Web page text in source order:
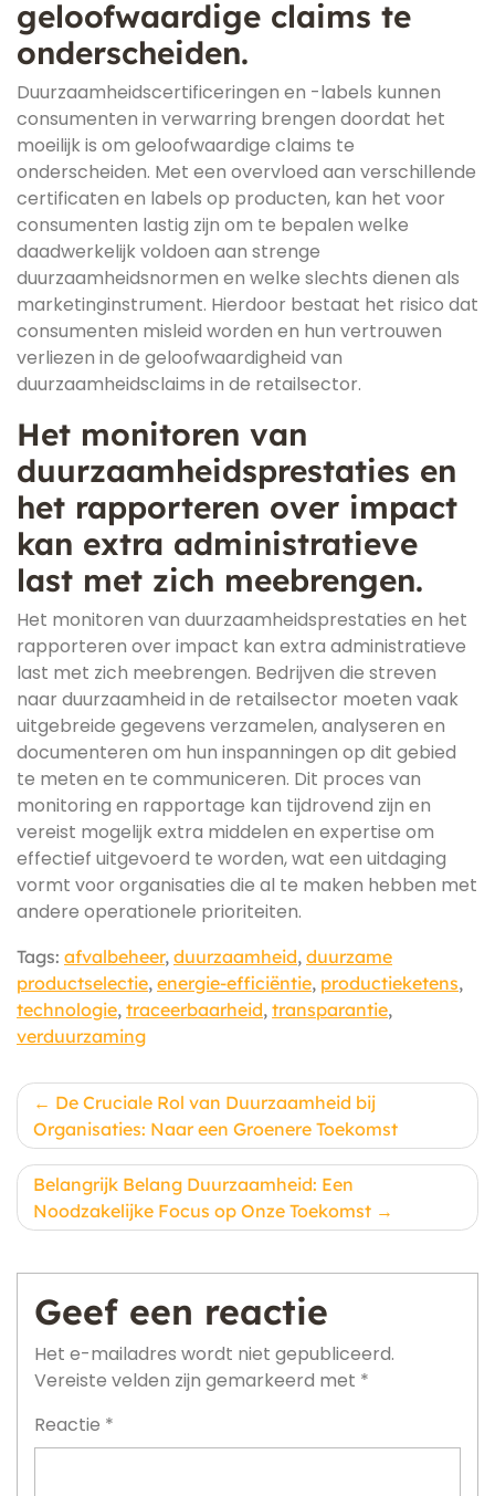
geloofwaardige claims te
onderscheiden.
Duurzaamheidscertificeringen en -labels kunnen
consumenten in verwarring brengen doordat het
moeilijk is om geloofwaardige claims te
onderscheiden. Met een overvloed aan verschillende
certificaten en labels op producten, kan het voor
consumenten lastig zijn om te bepalen welke
daadwerkelijk voldoen aan strenge
duurzaamheidsnormen en welke slechts dienen als
marketinginstrument. Hierdoor bestaat het risico dat
consumenten misleid worden en hun vertrouwen
verliezen in de geloofwaardigheid van
duurzaamheidsclaims in de retailsector.
Het monitoren van
duurzaamheidsprestaties en
het rapporteren over impact
kan extra administratieve
last met zich meebrengen.
Het monitoren van duurzaamheidsprestaties en het
rapporteren over impact kan extra administratieve
last met zich meebrengen. Bedrijven die streven
naar duurzaamheid in de retailsector moeten vaak
uitgebreide gegevens verzamelen, analyseren en
documenteren om hun inspanningen op dit gebied
te meten en te communiceren. Dit proces van
monitoring en rapportage kan tijdrovend zijn en
vereist mogelijk extra middelen en expertise om
effectief uitgevoerd te worden, wat een uitdaging
vormt voor organisaties die al te maken hebben met
andere operationele prioriteiten.
Tags: afvalbeheer, duurzaamheid, duurzame
productselectie, energie-efficiëntie, productieketens,
technologie, traceerbaarheid, transparantie,
verduurzaming
Berichtnavigatie
De Cruciale Rol van Duurzaamheid bij
Organisaties: Naar een Groenere Toekomst
Belangrijk Belang Duurzaamheid: Een
Noodzakelijke Focus op Onze Toekomst
Geef een reactie
Het e-mailadres wordt niet gepubliceerd.
Vereiste velden zijn gemarkeerd met *
Reactie *